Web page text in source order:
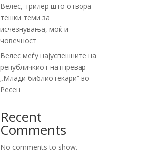
Велес, трилер што отвора
тешки теми за
исчезнувања, моќ и
човечност
Велес меѓу најуспешните на
републичкиот натпревар
„Млади библиотекари“ во
Ресен
Recent
Comments
No comments to show.